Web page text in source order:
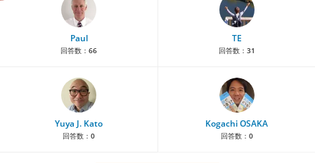
Paul
回答数： 66
TE
回答数： 31
Yuya J. Kato
回答数： 0
Kogachi OSAKA
回答数： 0